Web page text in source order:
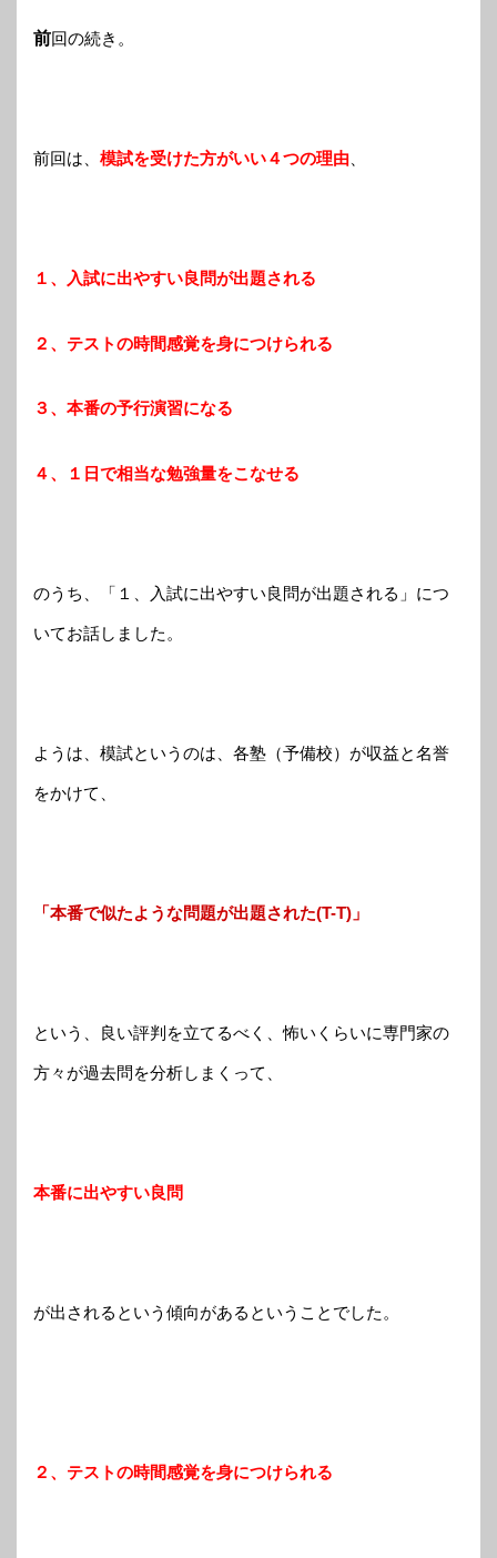
前回の続き。
前回は、 模試を受けた方がいい４つの理由
１、入試に出やすい良問が出題される
２、テストの時間感覚を身につけられる
３、本番の予行演習になる
４、１日で相当な勉強量をこなせる
のうち、「１、入試に出やすい良問が出題される」につ
いてお話しました。
ようは、模試というのは、各塾（予備校）が収益と名誉
をかけて、
「本番で似たような問題が出題された(T-T)」
という、良い評判を立てるべく、怖いくらいに専門家の
方々が過去問を分析しまくって、
本番に出やすい良問
が出されるという傾向があるということでした。
２、テストの時間感覚を身につけられる